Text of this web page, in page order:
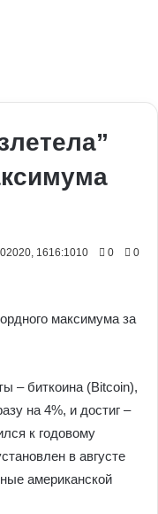
1616:1010 0 0
– биткоина (Bitcoin),
на 4%, и достиг –
к годовому
в августе
американской